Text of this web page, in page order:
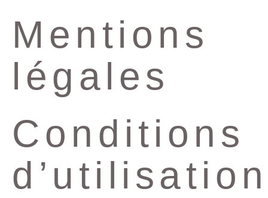
Mentions
légales
Conditions
d’utilisation